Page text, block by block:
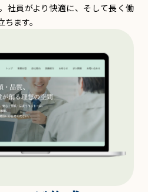
社員がより快適に、そして長く働
ます。